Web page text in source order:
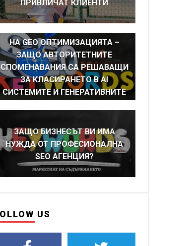
ПРИВЛИЧАТ КЛИЕНТИ
НА GEO ОПТИМИЗАЦИЯТА –
ЗАЩО АВТОРИТЕТНИТЕ
СПОМЕНАВАНИЯ СА РЕШАВАЩИ
ЗА КЛАСИРАНЕТО В AI
СИСТЕМИТЕ И ГЕНЕРАТИВНИТЕ
ЗАЩО БИЗНЕСЪТ ВИ ИМА
НУЖДА ОТ ПРОФЕСИОНАЛНА
SEO АГЕНЦИЯ?
US